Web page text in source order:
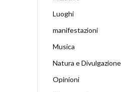
Luoghi
manifestazioni
Musica
Natura e Divulgazione
Opinioni